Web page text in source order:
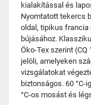
kialakítással és
Nyomtatott tekercs
oldal, tipikus francia
bújásához.
Öko-Tex szerint
jelöli, amelyeken
vizsgálatokat
biztonságos. 60 °C-
°C-os mosást és